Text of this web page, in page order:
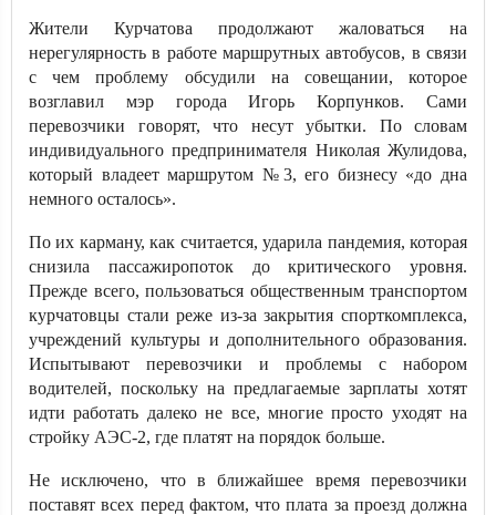
Жители Курчатова продолжают жаловаться на
нерегулярность в работе маршрутных автобусов, в связи
с чем проблему обсудили на совещании, которое
возглавил мэр города Игорь Корпунков. Сами
перевозчики говорят, что несут убытки. По словам
индивидуального предпринимателя Николая Жулидова,
который владеет маршрутом №3, его бизнесу «до дна
немного осталось».
По их карману, как считается, ударила пандемия, которая
снизила пассажиропоток до критического уровня.
Прежде всего, пользоваться общественным транспортом
курчатовцы стали реже из-за закрытия спорткомплекса,
учреждений культуры и дополнительного образования.
Испытывают перевозчики и проблемы с набором
водителей, поскольку на предлагаемые зарплаты хотят
идти работать далеко не все, многие просто уходят на
стройку АЭС-2, где платят на порядок больше.
Не исключено, что в ближайшее время перевозчики
поставят всех перед фактом, что плата за проезд должна